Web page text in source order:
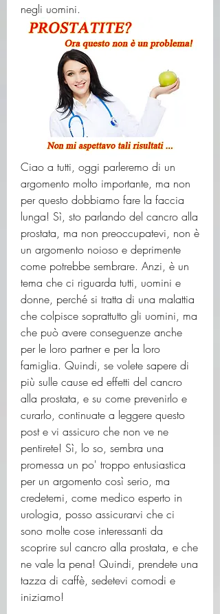
negli uomini.
Ciao a tutti, oggi parleremo di un
argomento molto importante, ma non
per questo dobbiamo fare la faccia
lunga! Sì, sto parlando del cancro alla
prostata, ma non preoccupatevi, non è
un argomento noioso e deprimente
come potrebbe sembrare. Anzi, è un
tema che ci riguarda tutti, uomini e
donne, perché si tratta di una malattia
che colpisce soprattutto gli uomini, ma
che può avere conseguenze anche
per le loro partner e per la loro
famiglia. Quindi, se volete sapere di
più sulle cause ed effetti del cancro
alla prostata, e su come prevenirlo e
curarlo, continuate a leggere questo
post e vi assicuro che non ve ne
pentirete! Sì, lo so, sembra una
promessa un po' troppo entusiastica
per un argomento così serio, ma
credetemi, come medico esperto in
urologia, posso assicurarvi che ci
sono molte cose interessanti da
scoprire sul cancro alla prostata, e che
ne vale la pena! Quindi, prendete una
tazza di caffè, sedetevi comodi e
iniziamo!